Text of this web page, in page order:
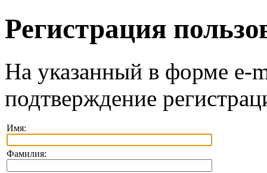
Регистрация
На указанный в форме e-
подтверждение
Имя:
Фамилия: